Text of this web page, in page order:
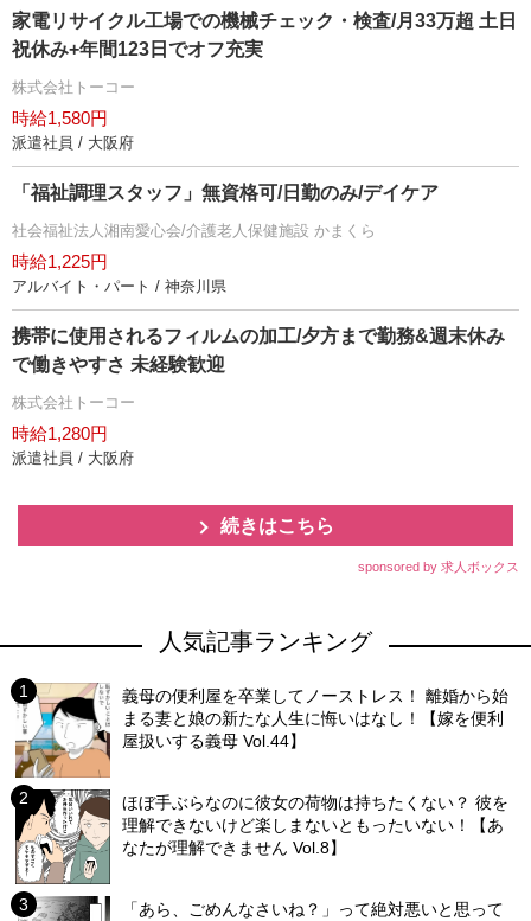
家電リサイクル工場での機械チェック・検査/月33万超 土日
祝休み+年間123日でオフ充実
株式会社トーコー
時給1,580円
派遣社員 / 大阪府
「福祉調理スタッフ」無資格可/日勤のみ/デイケア
社会福祉法人湘南愛心会/介護老人保健施設 かまくら
時給1,225円
アルバイト・パート / 神奈川県
携帯に使用されるフィルムの加工/夕方まで勤務&週末休み
で働きやすさ 未経験歓迎
株式会社トーコー
時給1,280円
派遣社員 / 大阪府
続きはこちら
sponsored by 求人ボックス
人気記事ランキング
義母の便利屋を卒業してノーストレス！ 離婚から始
まる妻と娘の新たな人生に悔いはなし！【嫁を便利
屋扱いする義母 Vol.44】
ほぼ手ぶらなのに彼女の荷物は持ちたくない？ 彼を
理解できないけど楽しまないともったいない！【あ
なたが理解できません Vol.8】
「あら、ごめんなさいね？」って絶対悪いと思って